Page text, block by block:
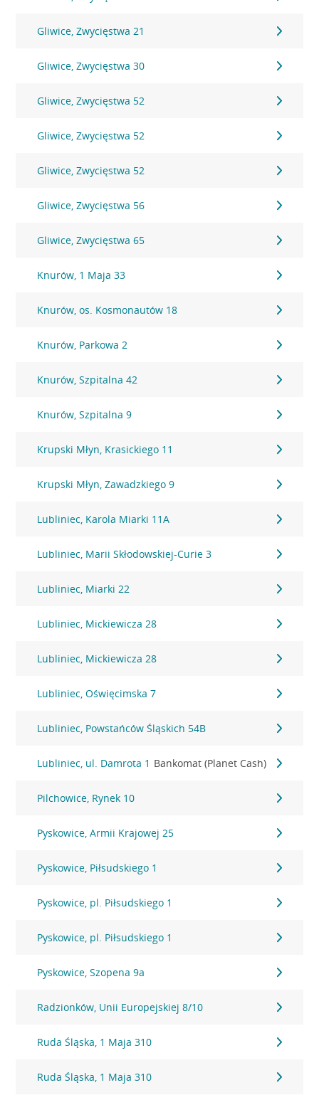
Gliwice, Zwycięstwa 21
Gliwice, Zwycięstwa 30
Gliwice, Zwycięstwa 52
Gliwice, Zwycięstwa 52
Gliwice, Zwycięstwa 52
Gliwice, Zwycięstwa 56
Gliwice, Zwycięstwa 65
Knurów, 1 Maja 33
Knurów, os. Kosmonautów 18
Knurów, Parkowa 2
Knurów, Szpitalna 42
Knurów, Szpitalna 9
Krupski Młyn, Krasickiego 11
Krupski Młyn, Zawadzkiego 9
Lubliniec, Karola Miarki 11A
Lubliniec, Marii Skłodowskiej-Curie 3
Lubliniec, Miarki 22
Lubliniec, Mickiewicza 28
Lubliniec, Mickiewicza 28
Lubliniec, Oświęcimska 7
Lubliniec, Powstańców Śląskich 54B
Lubliniec, ul. Damrota 1 Bankomat (Planet Cash)
Pilchowice, Rynek 10
Pyskowice, Armii Krajowej 25
Pyskowice, Piłsudskiego 1
Pyskowice, pl. Piłsudskiego 1
Pyskowice, pl. Piłsudskiego 1
Pyskowice, Szopena 9a
Radzionków, Unii Europejskiej 8/10
Ruda Śląska, 1 Maja 310
Ruda Śląska, 1 Maja 310